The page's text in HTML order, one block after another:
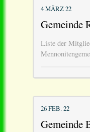
4 MÄRZ 22
Gemeinde
Liste der
26 FEB. 22
Gemeinde